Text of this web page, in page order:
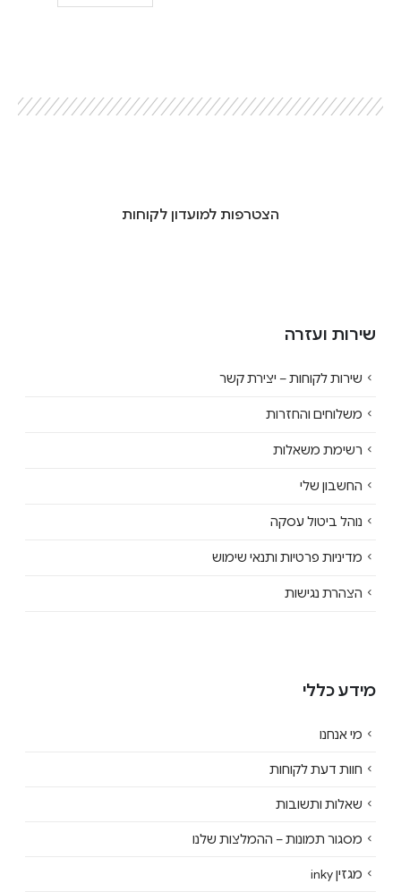
הצטרפות למועדון לקוחות
שירות ועזרה
שירות לקוחות – יצירת קשר
משלוחים והחזרות
רשימת משאלות
החשבון שלי
נוהל ביטול עסקה
מדיניות פרטיות ותנאי שימוש
הצהרת נגישות
מידע כללי
מי אנחנו
חוות דעת לקוחות
שאלות ותשובות
מסגור תמונות – ההמלצות שלנו
מגזין inky